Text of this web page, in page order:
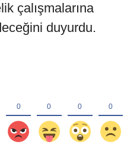
çalışmalarına
duyurdu.